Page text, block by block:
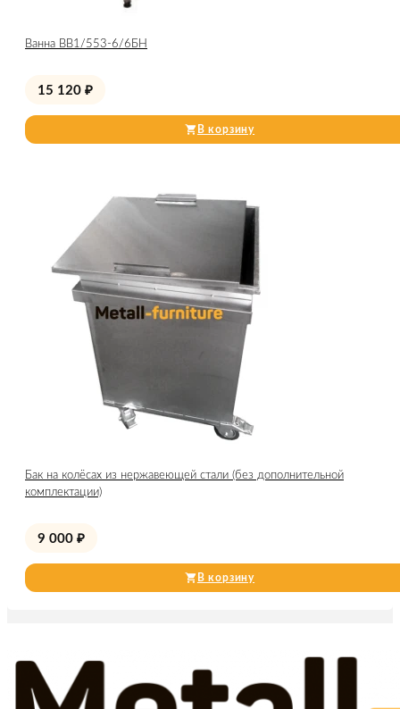
Ванна ВВ1/553-6/6БН
15 120 ₽
В корзину
Бак на колёсах из нержавеющей стали (без дополнительной
комплектации)
9 000 ₽
В корзину